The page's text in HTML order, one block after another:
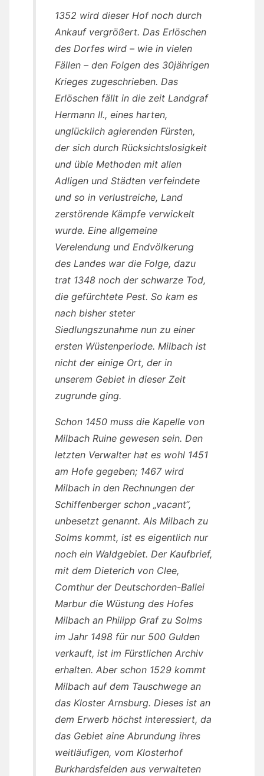
1352 wird dieser Hof noch durch
Ankauf vergrößert. Das Erlöschen
des Dorfes wird – wie in vielen
Fällen – den Folgen des 30jährigen
Krieges zugeschrieben. Das
Erlöschen fällt in die zeit Landgraf
Hermann II., eines harten,
unglücklich agierenden Fürsten,
der sich durch Rücksichtslosigkeit
und üble Methoden mit allen
Adligen und Städten verfeindete
und so in verlustreiche, Land
zerstörende Kämpfe verwickelt
wurde. Eine allgemeine
Verelendung und Endvölkerung
des Landes war die Folge, dazu
trat 1348 noch der schwarze Tod,
die gefürchtete Pest. So kam es
nach bisher steter
Siedlungszunahme nun zu einer
ersten Wüstenperiode. Milbach ist
nicht der einige Ort, der in
unserem Gebiet in dieser Zeit
zugrunde ging.
Schon 1450 muss die Kapelle von
Milbach Ruine gewesen sein. Den
letzten Verwalter hat es wohl 1451
am Hofe gegeben; 1467 wird
Milbach in den Rechnungen der
Schiffenberger schon „vacant“,
unbesetzt genannt. Als Milbach zu
Solms kommt, ist es eigentlich nur
noch ein Waldgebiet. Der Kaufbrief,
mit dem Dieterich von Clee,
Comthur der Deutschorden-Ballei
Marbur die Wüstung des Hofes
Milbach an Philipp Graf zu Solms
im Jahr 1498 für nur 500 Gulden
verkauft, ist im Fürstlichen Archiv
erhalten. Aber schon 1529 kommt
Milbach auf dem Tauschwege an
das Kloster Arnsburg. Dieses ist an
dem Erwerb höchst interessiert, da
das Gebiet aine Abrundung ihres
weitläufigen, vom Klosterhof
Burkhardsfelden aus verwalteten